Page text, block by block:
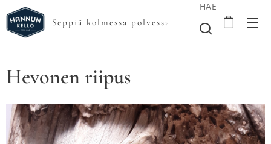
Seppiä kolmessa polvessa
HAE
Hevonen riipus